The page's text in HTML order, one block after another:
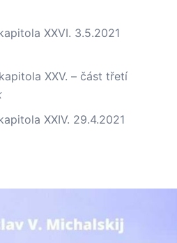
XXVI. 3.5.2021
XXV. – část třetí
XXIV. 29.4.2021